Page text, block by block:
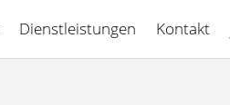
Dienstleistungen Kontakt